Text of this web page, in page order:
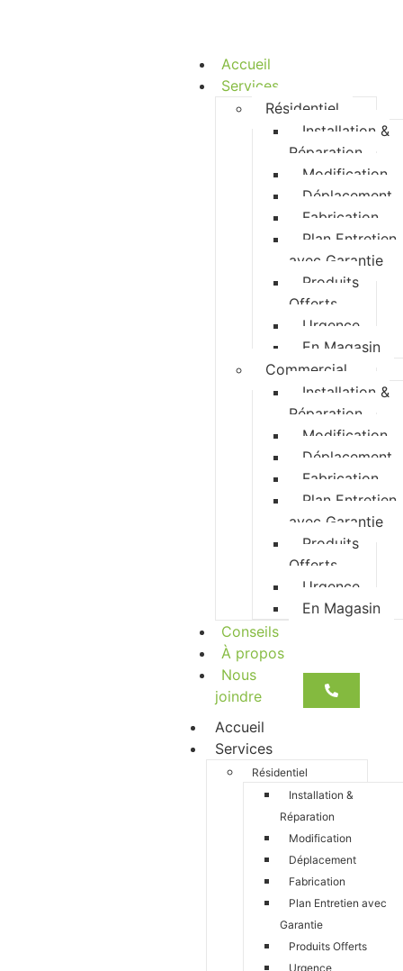
Accueil
Services
Résidentiel
Installation &
Réparation
Modification
Déplacement
Fabrication
Plan Entretien
avec Garantie
Produits
Offerts
Urgence
En Magasin
Commercial
Installation &
Réparation
Modification
Déplacement
Fabrication
Plan Entretien
avec Garantie
Produits
Offerts
Urgence
En Magasin
Conseils
À propos
Nous
joindre
Accueil
Services
Résidentiel
Installation &
Réparation
Modification
Déplacement
Fabrication
Plan Entretien avec
Garantie
Produits Offerts
Urgence